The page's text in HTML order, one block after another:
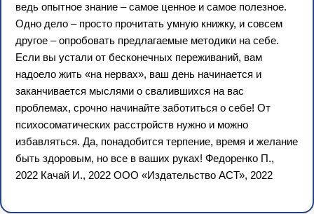
ведь опытное знание – самое ценное и самое полезное.
Одно дело – просто прочитать умную книжку, и совсем
другое – опробовать предлагаемые методики на себе.
Если вы устали от бесконечных переживаний, вам
надоело жить «на нервах», ваш день начинается и
заканчивается мыслями о свалившихся на вас
проблемах, срочно начинайте заботиться о себе! От
психосоматических расстройств нужно и можно
избавляться. Да, понадобится терпение, время и желание
быть здоровым, но все в ваших руках! Федоренко П.,
2022 Качай И., 2022 ООО «Издательство АСТ», 2022